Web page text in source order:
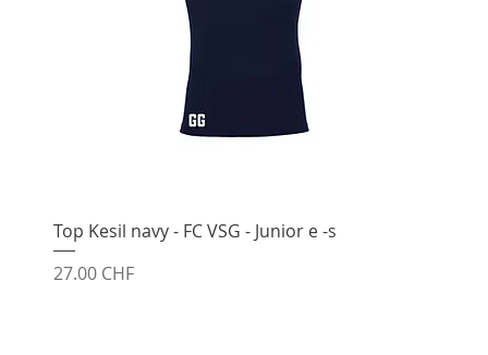
Top Kesil navy - FC VSG - Junior e -s
Prix
27.00 CHF